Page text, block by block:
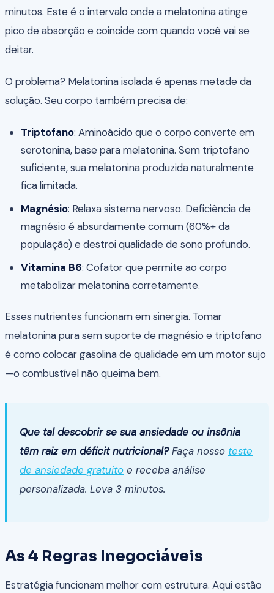
minutos. Este é o intervalo onde a melatonina atinge
pico de absorção e coincide com quando você vai se
deitar.
O problema? Melatonina isolada é apenas metade da
solução. Seu corpo também precisa de:
Triptofano: Aminoácido que o corpo converte em
serotonina, base para melatonina. Sem triptofano
suficiente, sua melatonina produzida naturalmente
fica limitada.
Magnésio: Relaxa sistema nervoso. Deficiência de
magnésio é absurdamente comum (60%+ da
população) e destroi qualidade de sono profundo.
Vitamina B6: Cofator que permite ao corpo
metabolizar melatonina corretamente.
Esses nutrientes funcionam em sinergia. Tomar
melatonina pura sem suporte de magnésio e triptofano
é como colocar gasolina de qualidade em um motor sujo
—o combustível não queima bem.
Que tal descobrir se sua ansiedade ou insônia
têm raiz em déficit nutricional?Faça nosso teste
de ansiedade gratuito e receba análise
personalizada. Leva 3 minutos.
As 4 Regras Inegociáveis
Estratégia funcionam melhor com estrutura. Aqui estão